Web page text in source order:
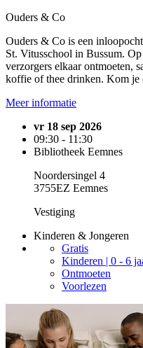
Ouders & Co
Ouders & Co is een
St. Vitusschool in Bussum.
verzorgers elkaar ontmoeten,
koffie of thee drinken. Kom je
Meer informatie
vr 18 sep 2026
09:30 - 11:30
Bibliotheek Eemnes
Noordersingel 4
3755EZ Eemnes
Vestiging
Kinderen & Jongeren
Gratis
Kinderen | 0 - 6
Ontmoeten
Voorlezen